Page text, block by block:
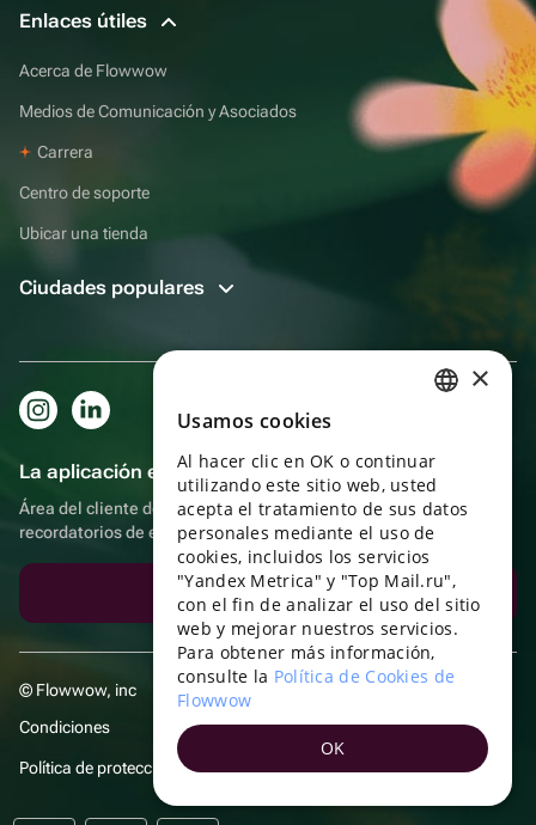
Enlaces útiles
Acerca de Flowwow
Medios de Comunicación y Asociados
Carrera
Centro de soporte
Ubicar una tienda
Ciudades populares
La aplicación es aún más práctica.
Área del cliente del destinatario, más bonos por compras y
recordatorios de eventos
Descargar la aplicación
© Flowwow, inc
Condiciones
Política de protección y privacidad de datos
ENGLISH
UKRAINIAN
PORTUGUESE
SPANISH
HUNGARIAN
ITALIAN
×
Usamos cookies
Al hacer clic en OK o continuar
utilizando este sitio web, usted
acepta el tratamiento de sus datos
personales mediante el uso de
cookies, incluidos los servicios
"Yandex Metrica" y "Top Mail.ru",
con el fin de analizar el uso del sitio
web y mejorar nuestros servicios.
Para obtener más información,
consulte la Política de Cookies de
Flowwow
OK